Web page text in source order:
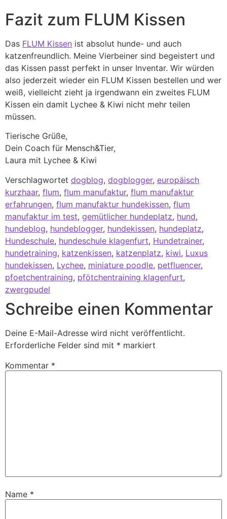
Fazit zum FLUM Kissen
Das FLUM Kissen ist absolut hunde- und auch
katzenfreundlich. Meine Vierbeiner sind begeistert und
das Kissen passt perfekt in unser Inventar. Wir würden
also jederzeit wieder ein FLUM Kissen bestellen und wer
weiß, vielleicht zieht ja irgendwann ein zweites FLUM
Kissen ein damit Lychee & Kiwi nicht mehr teilen
müssen.
Tierische Grüße,
Dein Coach für Mensch&Tier,
Laura mit Lychee & Kiwi
Verschlagwortet dogblog, dogblogger, europäisch
kurzhaar, flum, flum manufaktur, flum manufaktur
erfahrungen, flum manufaktur hundekissen, flum
manufaktur im test, gemütlicher hundeplatz, hund,
hundeblog, hundeblogger, hundekissen, hundeplatz,
Hundeschule, hundeschule klagenfurt, Hundetrainer,
hundetraining, katzenkissen, katzenplatz, kiwi, Luxus
hundekissen, Lychee, miniature poodle, petfluencer,
pfoetchentraining, pfötchentraining klagenfurt,
zwergpudel
Schreibe einen Kommentar
Deine E-Mail-Adresse wird nicht veröffentlicht.
Erforderliche Felder sind mit * markiert
Kommentar *
Name *